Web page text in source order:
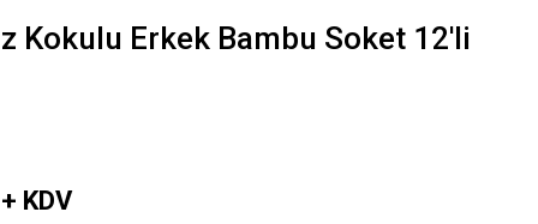
Kokulu Erkek Bambu Soket 12'li
KDV